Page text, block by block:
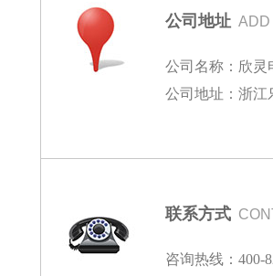
公司地址 ADD
公司名称：欣灵
公司地址：浙江
联系方式
咨询热线：400-